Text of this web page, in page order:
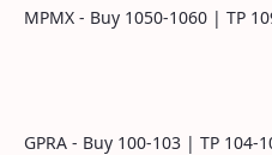
MPMX - Buy 1050-1060 | TP
GPRA - Buy 100-103 | TP 104-